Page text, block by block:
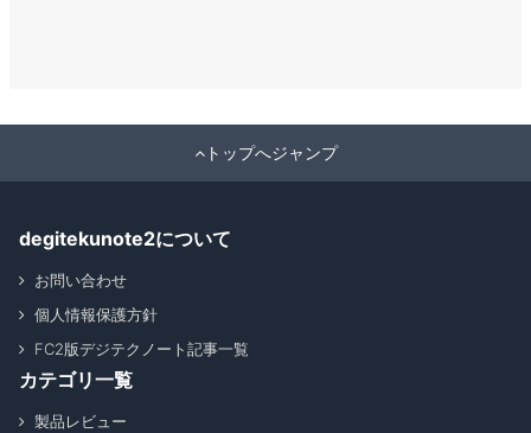
トップへジャンプ
degitekunote2について
お問い合わせ
個人情報保護方針
FC2版デジテクノート記事一覧
カテゴリ一覧
製品レビュー